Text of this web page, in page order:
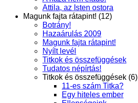
Attila, az Isten ostora
Magunk fajta rátapint! (12)
Botrány!
Hazaárulás 2009
Magunk fajta rátapint!
Nyílt levél
Titkok és összefüggések
Tudatos népírtás!
Titkok és összefüggések (6)
11-es szám Titka?
Egy hiteles ember